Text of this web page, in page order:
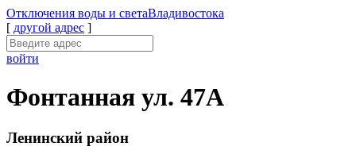
Отключения воды и светаВладивостока
[ другой адрес ]
войти
Фонтанная ул. 47А
Ленинский район